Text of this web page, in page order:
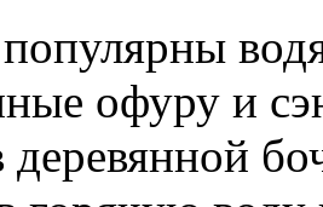
офуру и
деревянной